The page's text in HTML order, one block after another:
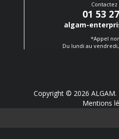
Contactez
01 53
algam-
*Appel
Du lundi au
Copyright © 2026
Mentions